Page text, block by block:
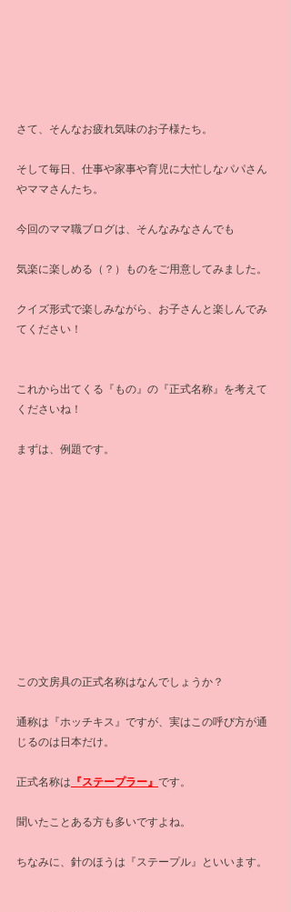
さて、そんなお疲れ気味のお子様たち。
そして毎日、仕事や家事や育児に大忙しなパパさん
やママさんたち。
今回のママ職ブログは、そんなみなさんでも
気楽に楽しめる（？）ものをご用意してみました。
クイズ形式で楽しみながら、お子さんと楽しんでみ
てください！
これから出てくる『もの』の『正式名称』を考えて
くださいね！
まずは、例題です。
この文房具の正式名称はなんでしょうか？
通称は『ホッチキス』ですが、実はこの呼び方が通
じるのは日本だけ。
正式名称は 『ステープラー』 です。
聞いたことある方も多いですよね。
ちなみに、針のほうは『ステープル』といいます。